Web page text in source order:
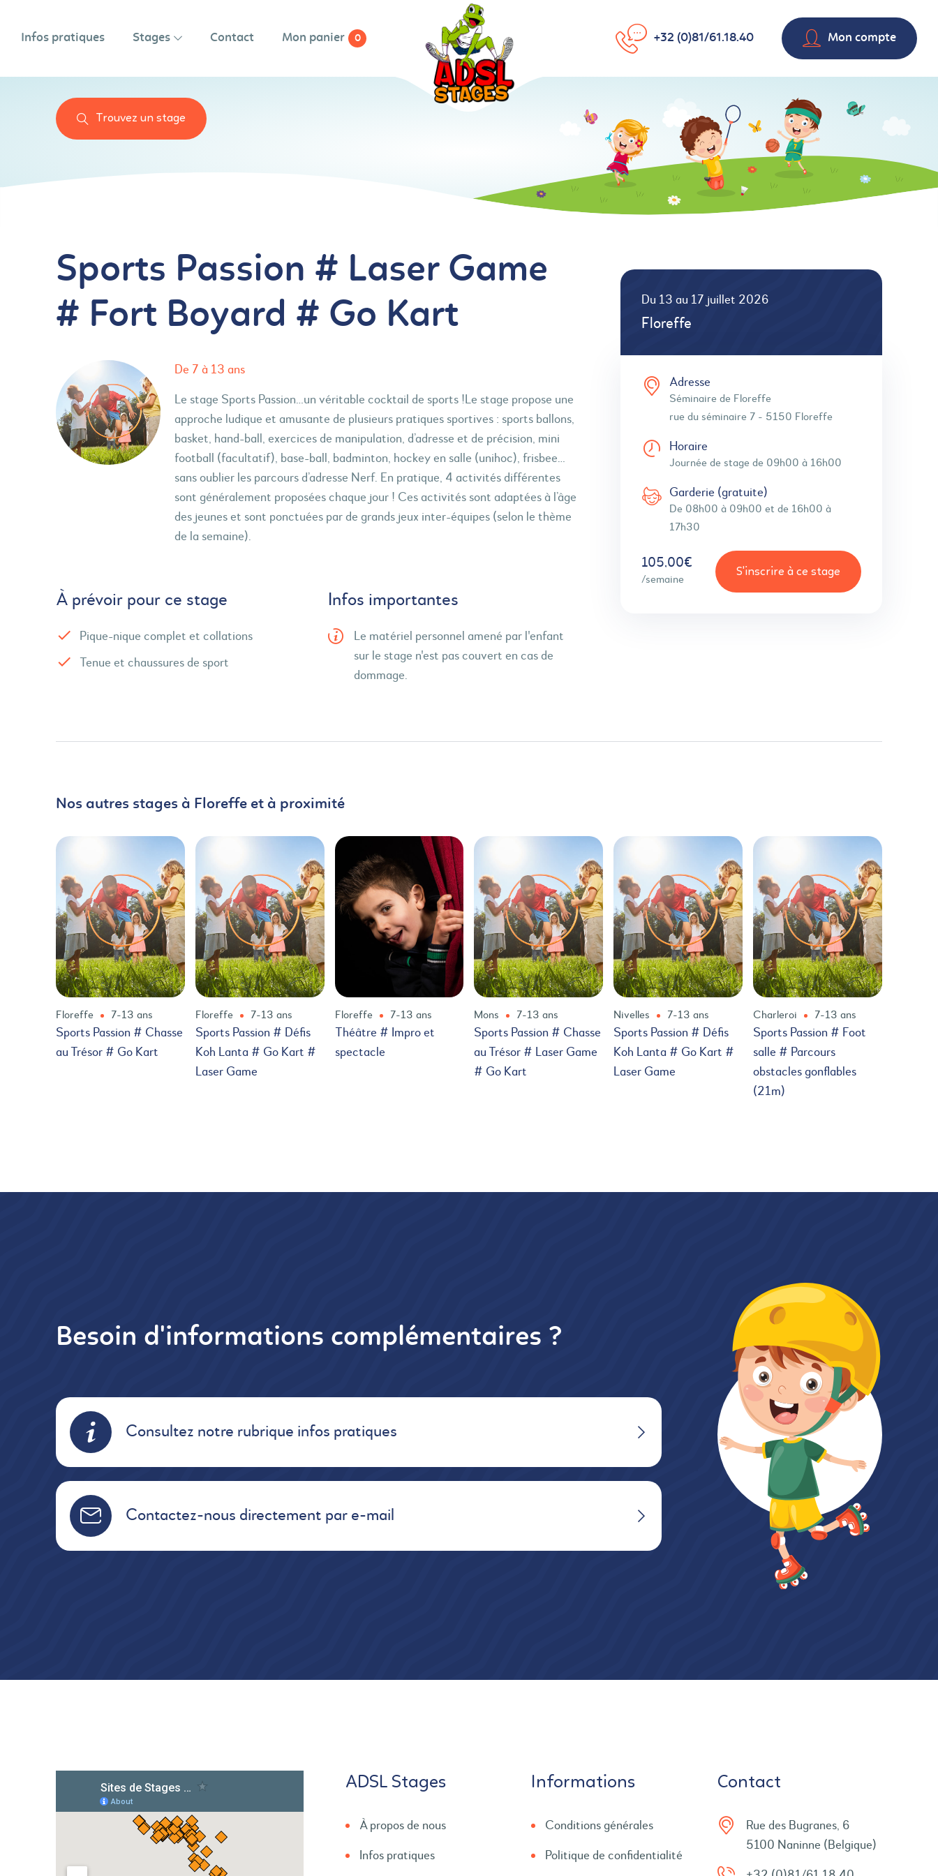
Trouvez un stage
Infos pratiques Stages Contact Mon panier 0 +32 (0)81/61.18.40 Mon compte
Sports Passion # Laser Game
# Fort Boyard # Go Kart
De 7 à 13 ans
Le stage Sports Passion…un véritable cocktail de sports !Le stage propose une
approche ludique et amusante de plusieurs pratiques sportives : sports ballons,
basket, hand-ball, exercices de manipulation, d’adresse et de précision, mini
football (facultatif), base-ball, badminton, hockey en salle (unihoc), frisbee…
sans oublier les parcours d’adresse Nerf. En pratique, 4 activités différentes
sont généralement proposées chaque jour ! Ces activités sont adaptées à l’âge
des jeunes et sont ponctuées par de grands jeux inter-équipes (selon le thème
de la semaine).
À prévoir pour ce stage
Pique-nique complet et collations
Tenue et chaussures de sport
Infos importantes
Le matériel personnel amené par l'enfant
sur le stage n'est pas couvert en cas de
dommage.
Du 13 au 17 juillet 2026
Floreffe
Adresse
Séminaire de Floreffe
rue du séminaire 7 - 5150 Floreffe
Horaire
Journée de stage de 09h00 à 16h00
Garderie (gratuite)
De 08h00 à 09h00 et de 16h00 à
17h30
105,00€
/semaine
S'inscrire à ce stage
Nos autres stages à Floreffe et à proximité
Floreffe 7-13 ans
Sports Passion # Chasse
au Trésor # Go Kart
Floreffe 7-13 ans
Sports Passion # Défis
Koh Lanta # Go Kart #
Laser Game
Floreffe 7-13 ans
Théâtre # Impro et
spectacle
Mons 7-13 ans
Sports Passion # Chasse
au Trésor # Laser Game
# Go Kart
Nivelles 7-13 ans
Sports Passion # Défis
Koh Lanta # Go Kart #
Laser Game
Charleroi 7-13 ans
Sports Passion # Foot
salle # Parcours
obstacles gonflables
(21m)
Besoin d'informations complémentaires ?
Consultez notre rubrique infos pratiques
Contactez-nous directement par e-mail
ADSL Stages
À propos de nous
Infos pratiques
Informations
Conditions générales
Politique de confidentialité
Contact
Rue des Bugranes, 6
5100 Naninne (Belgique)